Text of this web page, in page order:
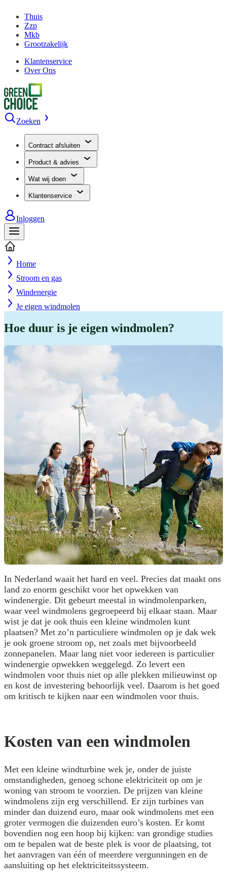
Thuis
Zzp
Mkb
Grootzakelijk
Klantenservice
Over Ons
Zoeken
Contract afsluiten
Product & advies
Wat wij doen
Klantenservice
Inloggen
Home
Stroom en gas
Windenergie
Je eigen windmolen
Hoe duur is je eigen windmolen?
In Nederland waait het hard en veel. Precies dat maakt ons
land zo enorm geschikt voor het opwekken van
windenergie. Dit gebeurt meestal in windmolenparken,
waar veel windmolens gegroepeerd bij elkaar staan. Maar
wist je dat je ook thuis een kleine windmolen kunt
plaatsen? Met zo’n particuliere windmolen op je dak wek
je ook groene stroom op, net zoals met bijvoorbeeld
zonnepanelen. Maar lang niet voor iedereen is particulier
windenergie opwekken weggelegd. Zo levert een
windmolen voor thuis niet op alle plekken milieuwinst op
en kost de investering behoorlijk veel. Daarom is het goed
om kritisch te kijken naar een windmolen voor thuis.
Kosten van een windmolen
Met een kleine windturbine wek je, onder de juiste
omstandigheden, genoeg schone elektriciteit op om je
woning van stroom te voorzien. De prijzen van kleine
windmolens zijn erg verschillend. Er zijn turbines van
minder dan duizend euro, maar ook windmolens met een
groter vermogen die duizenden euro’s kosten. Er komt
bovendien nog een hoop bij kijken: van grondige studies
om te bepalen wat de beste plek is voor de plaatsing, tot
het aanvragen van één of meerdere vergunningen en de
aansluiting op het elektriciteitssysteem.